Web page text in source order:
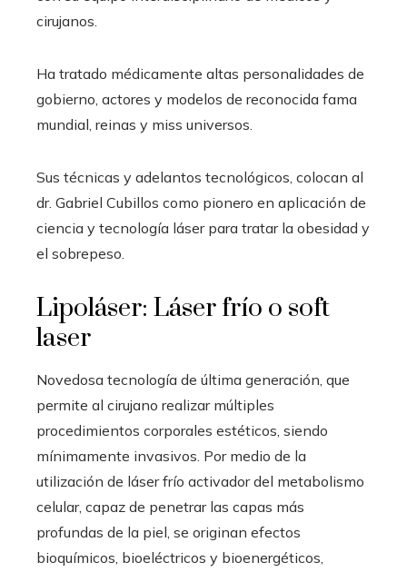
cirujanos.
Ha tratado médicamente altas personalidades de
gobierno, actores y modelos de reconocida fama
mundial, reinas y miss universos.
Sus técnicas y adelantos tecnológicos, colocan al
dr. Gabriel Cubillos como pionero en aplicación de
ciencia y tecnología láser para tratar la obesidad y
el sobrepeso.
Lipoláser: Láser frío o soft
laser
Novedosa tecnología de última generación, que
permite al cirujano realizar múltiples
procedimientos corporales estéticos, siendo
mínimamente invasivos. Por medio de la
utilización de láser frío activador del metabolismo
celular, capaz de penetrar las capas más
profundas de la piel, se originan efectos
bioquímicos, bioeléctricos y bioenergéticos,